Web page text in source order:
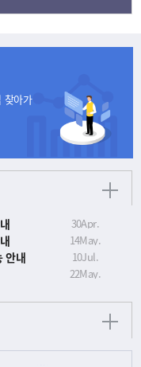
30Apr.
14May.
안내 10Jul.
22May.
찾아가